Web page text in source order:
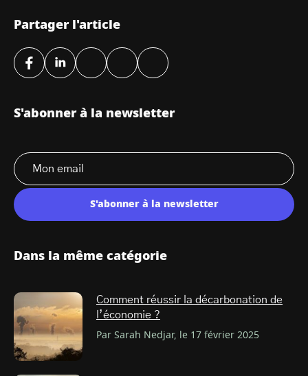
Partager l'article
S'abonner à la newsletter
S'abonner à la newsletter
Dans la même catégorie
Comment réussir la décarbonation de
l’économie ?
Par Sarah Nedjar, le 17 février 2025